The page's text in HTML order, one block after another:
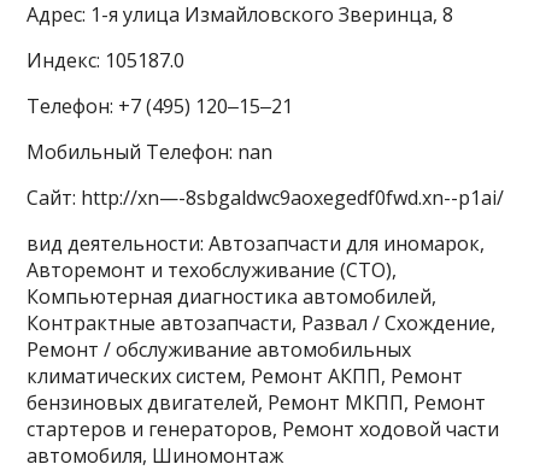
Адрес: 1-я улица Измайловского Зверинца, 8
Индекс: 105187.0
Телефон: +7 (495) 120‒15‒21
Мобильный Телефон: nan
Сайт: http://xn—-8sbgaldwc9aoxegedf0fwd.xn--p1ai/
вид деятельности: Автозапчасти для иномарок,
Авторемонт и техобслуживание (СТО),
Компьютерная диагностика автомобилей,
Контрактные автозапчасти, Развал / Схождение,
Ремонт / обслуживание автомобильных
климатических систем, Ремонт АКПП, Ремонт
бензиновых двигателей, Ремонт МКПП, Ремонт
стартеров и генераторов, Ремонт ходовой части
автомобиля, Шиномонтаж